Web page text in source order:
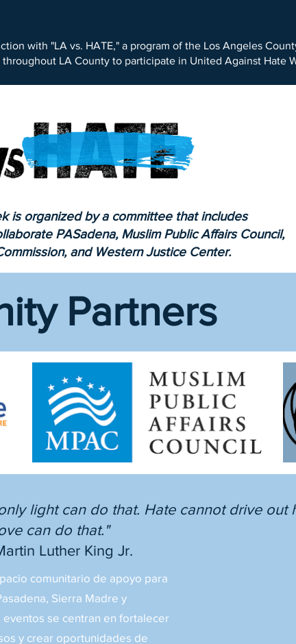
with "LA vs. HATE," a program of the Los Angeles
LA County to participate in United Against Hate
is organized by a committee that includes
PASadena, Muslim Public Affairs Council,
and Western Justice Center.
Partners
light can do that. Hate cannot drive out
can do that."
Luther King Jr.
comunitario de apoyo para
Sierra Madre y
se centran en fortalecer
y crear oportunidades de